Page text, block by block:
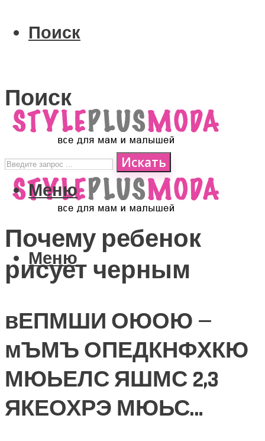
Поиск
Поиск
Искать
Меню
Меню
Почему ребенок
рисует черным
вЕПМШИ ОЮОЮ —
мЪМЪ ОПЕДКНФХКЮ
МЮЬЕЛС ЯШМС 2,3
ЯКЕОХРЭ МЮЬС…